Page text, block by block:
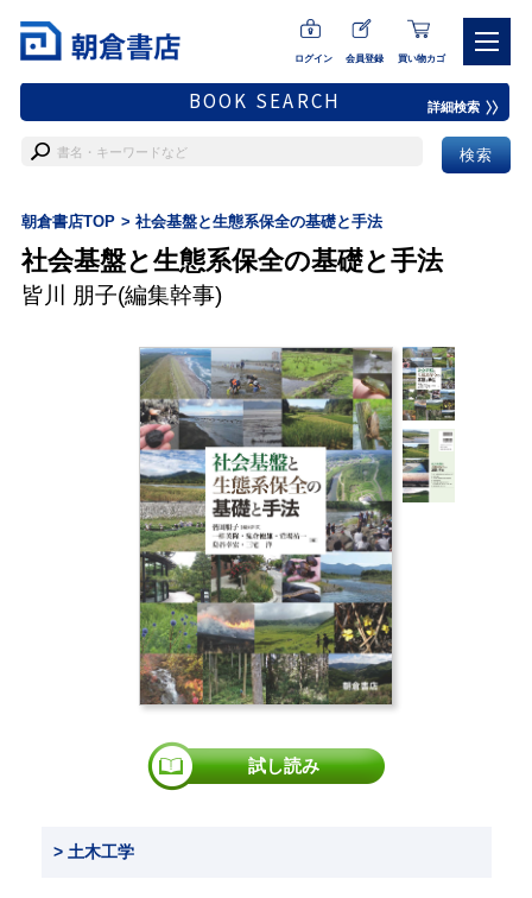
ログイン 会員登録 買い物カゴ
BOOK SEARCH 詳細検索
朝倉書店TOP 社会基盤と生態系保全の基礎と手法
社会基盤と生態系保全の基礎と手法
皆川 朋子(編集幹事)
試し読み
> 土木工学